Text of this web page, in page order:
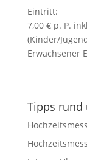
Eintritt:
7,00 € p. P.
(Kinder/
Erwachsener
Tipps rund